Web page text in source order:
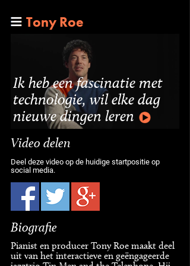
Tony Roe
Ik heb een fascinatie met
technologie, wil elke dag
nieuwe dingen leren
Video delen
Deel deze video op de huidige startpositie op
social media.
Biografie
Pianist en producer Tony Roe maakt deel
uit van het interactieve en geëngageerde